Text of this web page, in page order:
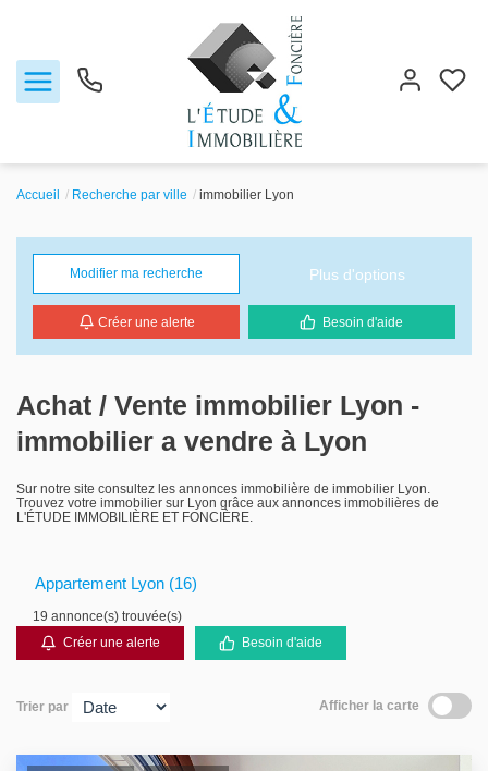
Ventes
Biens vendus
Locations
Gestion locative
Accueil Recherche par ville immobilier Lyon
Modifier ma recherche Plus d'options
Créer une alerte Besoin d'aide
Achat / Vente immobilier Lyon -
immobilier a vendre à Lyon
Sur notre site consultez les annonces immobilière de immobilier Lyon.
Trouvez votre immobilier sur Lyon grâce aux annonces immobilières de
L'ÉTUDE IMMOBILIÈRE ET FONCIÈRE.
Appartement Lyon (16)
19 annonce(s) trouvée(s)
Créer une alerte
Besoin d'aide
Trier par Afficher la carte